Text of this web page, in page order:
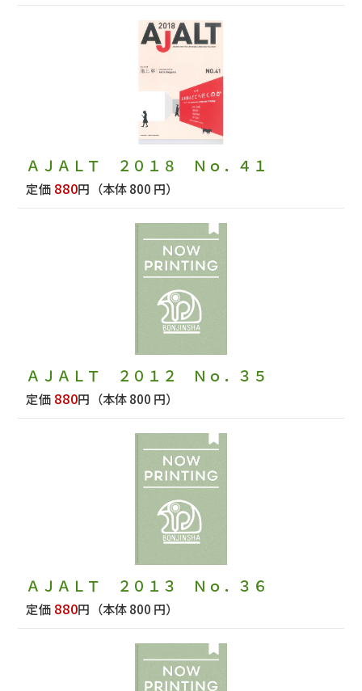
ＡＪＡＬＴ ２０１８ Ｎｏ．４１
定価 880円 （本体 800 円）
ＡＪＡＬＴ ２０１２ Ｎｏ．３５
定価 880円 （本体 800 円）
ＡＪＡＬＴ ２０１３ Ｎｏ．３６
定価 880円 （本体 800 円）